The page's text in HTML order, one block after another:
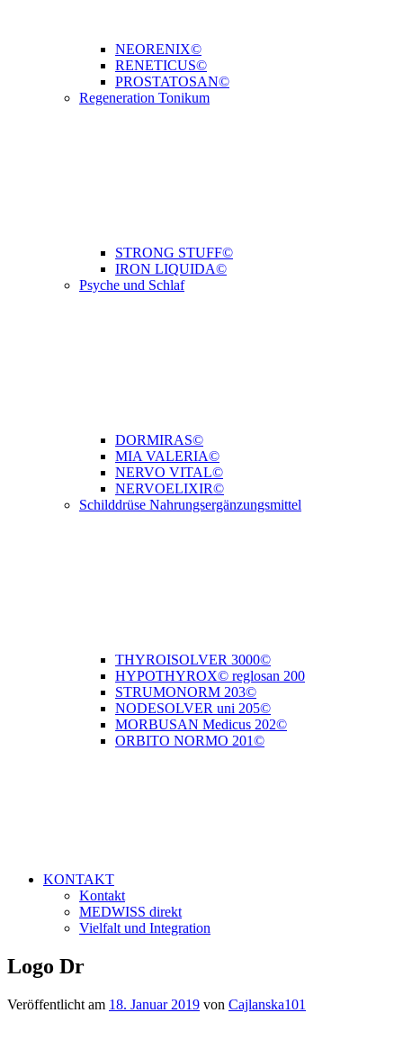
NEORENIX©
RENETICUS©
PROSTATOSAN©
Regeneration Tonikum
STRONG STUFF©
IRON LIQUIDA©
Psyche und Schlaf
DORMIRAS©
MIA VALERIA©
NERVO VITAL©
NERVOELIXIR©
Schilddrüse Nahrungsergänzungsmittel
THYROISOLVER 3000©
HYPOTHYROX© reglosan 200
STRUMONORM 203©
NODESOLVER uni 205©
MORBUSAN Medicus 202©
ORBITO NORMO 201©
KONTAKT
Kontakt
MEDWISS direkt
Vielfalt und Integration
Logo Dr
Veröffentlicht am 18. Januar 2019 von Cajlanska101